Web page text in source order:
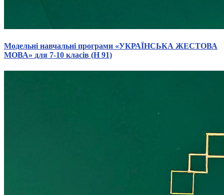
Модельні навчальні програми «УКРАЇНСЬКА ЖЕСТОВА
МОВА» для 7-10 класів (Н 91)